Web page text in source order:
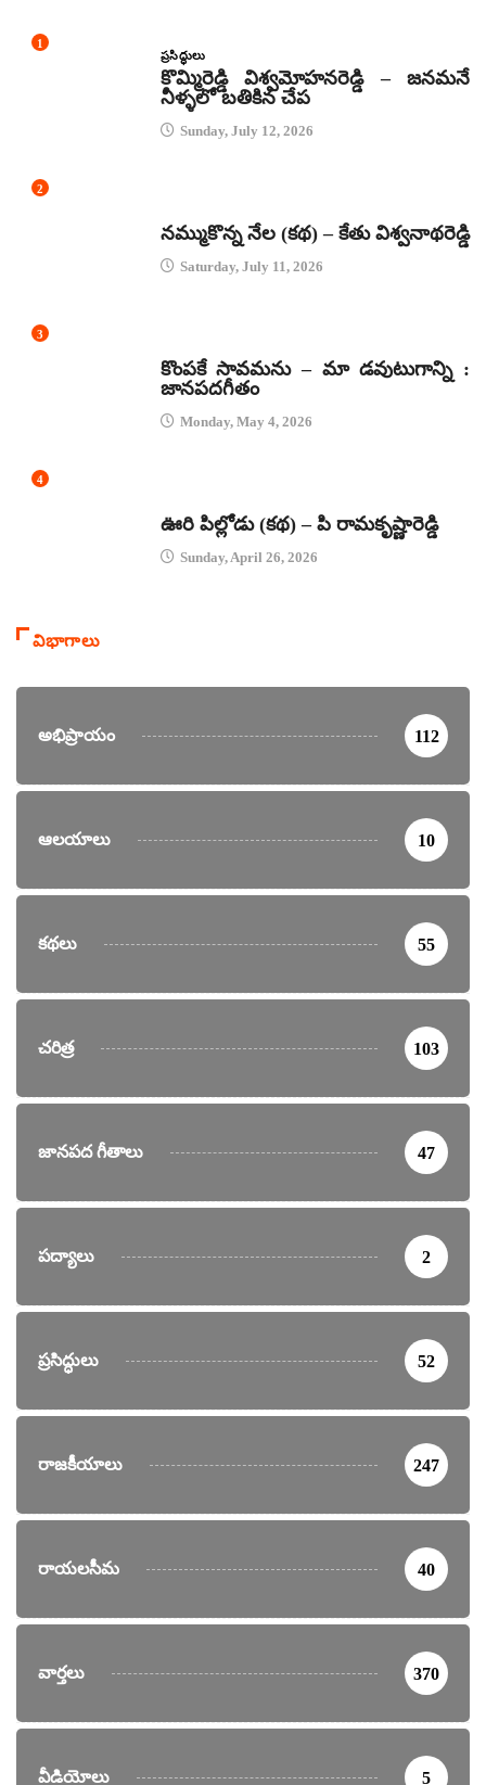
1
ప్రసిద్ధులు
కొమ్మిరెడ్డి విశ్వమోహనరెడ్డి – జనమనే
నీళ్ళలో బతికిన చేప
Sunday, July 12, 2026
2
నమ్ముకొన్న నేల (కథ) – కేతు విశ్వనాథరెడ్డి
Saturday, July 11, 2026
3
కొంపకే సావమను – మా డవుటుగాన్ని :
జానపదగీతం
Monday, May 4, 2026
4
ఊరి పిల్లోడు (కథ) – పి రామకృష్ణారెడ్డి
Sunday, April 26, 2026
విభాగాలు
అభిప్రాయం 112
ఆలయాలు 10
కథలు 55
చరిత్ర 103
జానపద గీతాలు 47
పద్యాలు 2
ప్రసిద్ధులు 52
రాజకీయాలు 247
రాయలసీమ 40
వార్తలు 370
వీడియోలు 5